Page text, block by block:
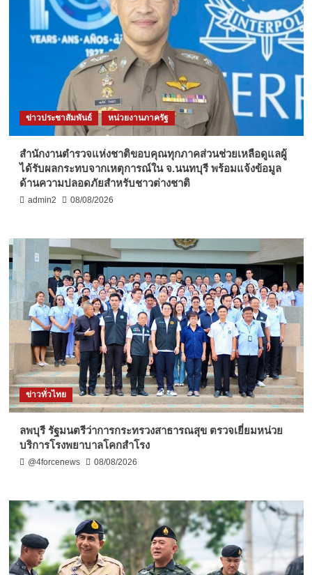
ข่าวประชาสัมพันธ์ หน่วยงานภาครัฐ
สำนักงานตำรวจแห่งชาติขอบคุณทุกภาคส่วนช่วยเหลือดูแลผู้
ได้รับผลกระทบจากเหตุการณ์ใน จ.นนทบุรี พร้อมแจ้งข้อมูล
ด้านความปลอดภัยสำหรับชาวต่างชาติ
admin2 08/08/2026
ข่าวทั่วไทย
ลพบุรี รัฐมนตรีว่าการกระทรวงสาธารณสุข ตรวจเยี่ยมหน่วย
บริการโรงพยาบาลโคกสำโรง
@4forcenews 08/08/2026